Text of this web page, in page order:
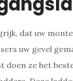
dat uw
uw gevel
doen ze het